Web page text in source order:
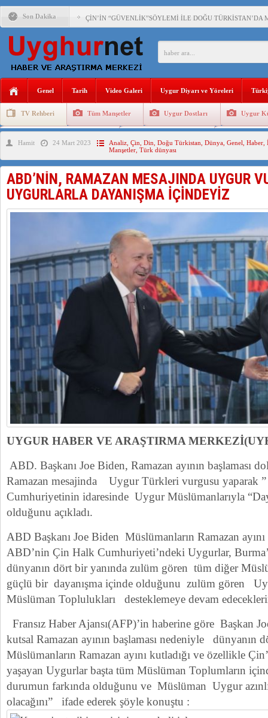
Son Dakika ÇİN’İN “GÜVENLİK”SÖYLEMİ İLE DOĞU TÜRKİSTAN’DA
PAKİSTAN,AFGANİSTAN’DA YAŞAYAN UYGURLARA
ANAHTAR PARTİ GENEL BAŞKANI AĞIRALİOĞLU :
ÇİN’İN DOĞU TÜRKİSTAN’DAKİ UYGULAMALARI
150 YILDIR KAYNAYAN YARAMIZ : ÇİN İŞGALİNDEKİ
ÇİN’İN UYGUR POLİTİKALARINI ÖVEN DİYANET
MHP’DEN URUMÇİ KATLİAMI MESAJİ : 05.07.2009
Genel Tarih Video Galeri Uygur Diyarı ve Yöreleri
TV Rehberi Tüm Manşetler Uygur Dostları Uygur
Uygurlarda Düğün ve Cenaze Uygur
Hamit 24 Mart 2023 Analiz Çin Din Doğu Türkistan Dünya Genel Haber
Manşetler Türk dünyası
ABD’NİN, RAMAZAN MESAJINDA UYGUR
UYGURLARLA DAYANIŞMA İÇİNDEYİZ
UYGUR HABER VE ARAŞTIRMA
ABD. Başkanı Joe Biden, Ramazan ayının başlaması
Ramazan mesajinda Uygur Türkleri vurgusu yaparak
Cumhuriyetinin idaresinde Uygur Müslümanlarıyla
olduğunu açıkladı.
ABD Başkanı Joe Biden Müslümanların Ramazan
ABD’nin Çin Halk Cumhuriyeti’ndeki Uygurlar,
dünyanın dört bir yanında zulüm gören tüm diğer
güçlü bir dayanışma içinde olduğunu zulüm gören
Müslüman Toplulukları desteklemeye devam
Fransız Haber Ajansı(AFP)’in haberine göre Başkan
kutsal Ramazan ayının başlaması nedeniyle dünyanın
Müslümanların Ramazan ayını kutladığı ve özellikle
yaşayan Uygurlar başta tüm Müslüman Toplumların
durumun farkında olduğunu ve Müslüman Uygur
olacağını” ifade ederek şöyle konuştu :